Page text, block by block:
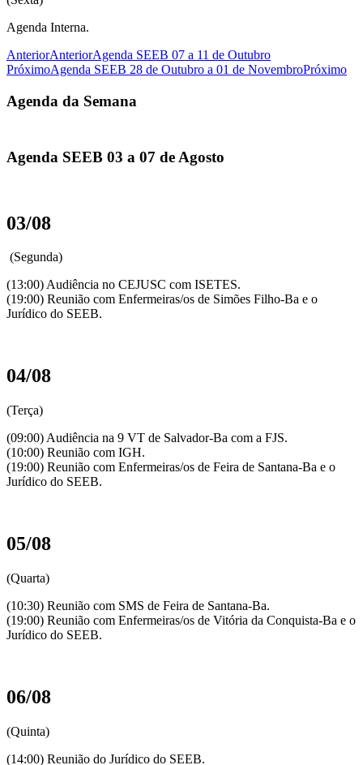
Agenda Interna.
AnteriorAnteriorAgenda SEEB 07 a 11 de Outubro
PróximoAgenda SEEB 28 de Outubro a 01 de NovembroPróximo
Agenda da Semana
Agenda SEEB 03 a 07 de Agosto
03/08
(Segunda)
(13:00) Audiência no CEJUSC com ISETES.
(19:00) Reunião com Enfermeiras/os de Simões Filho-Ba e o
Jurídico do SEEB.
04/08
(Terça)
(09:00) Audiência na 9 VT de Salvador-Ba com a FJS.
(10:00) Reunião com IGH.
(19:00) Reunião com Enfermeiras/os de Feira de Santana-Ba e o
Jurídico do SEEB.
05/08
(Quarta)
(10:30) Reunião com SMS de Feira de Santana-Ba.
(19:00) Reunião com Enfermeiras/os de Vitória da Conquista-Ba e o
Jurídico do SEEB.
06/08
(Quinta)
(14:00) Reunião do Jurídico do SEEB.